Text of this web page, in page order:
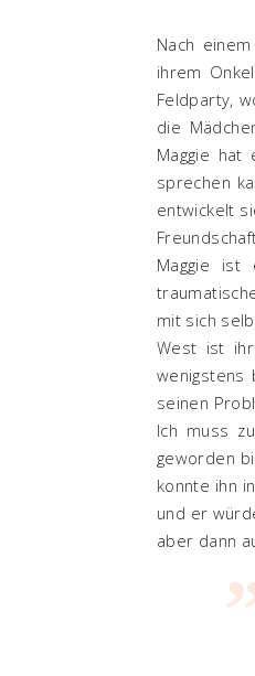
Nach
ihrem
Feldparty,
die
Maggie
sprechen
entwickelt
Maggie ist
mit sich
West ist
wenigstens
seinen
Ich muss
geworden
konnte ihn
und er
aber dann